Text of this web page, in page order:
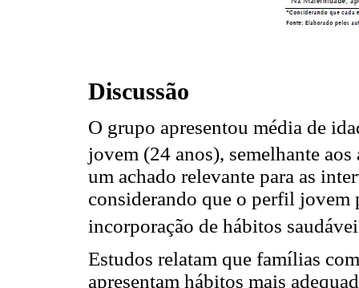
Discussão
O grupo apresentou média de
jovem (24 anos), semelhante
um achado relevante para as
considerando que o perfil jovem
incorporação de hábitos
Estudos relatam que famílias
apresentam hábitos mais